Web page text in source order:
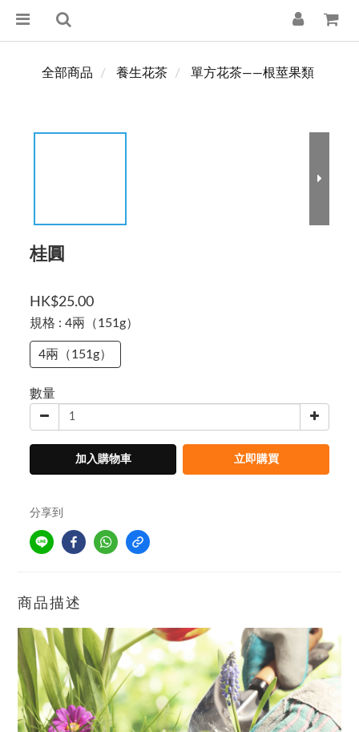
全部商品 養生花茶 單方花茶——根莖果類
桂圓
HK$25.00
規格 : 4兩（151g）
4兩（151g）
數量
加入購物車 立即購買
分享到
商品描述